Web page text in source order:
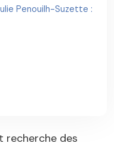
Penouilh-Suzette :
recherche des